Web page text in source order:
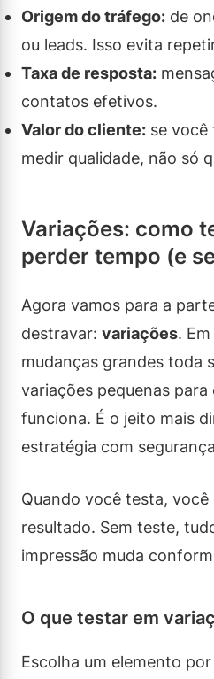
Origem do tráfego: de
ou leads. Isso evita
Taxa de resposta:
contatos efetivos.
Valor do cliente: se você
medir qualidade, não só
Variações: como
perder tempo (e
Agora vamos para a
destravar: variações.
mudanças grandes toda
variações pequenas
funciona. É o jeito mais
estratégia com
Quando você testa,
resultado. Sem teste,
impressão muda
O que testar em
Escolha um elemento